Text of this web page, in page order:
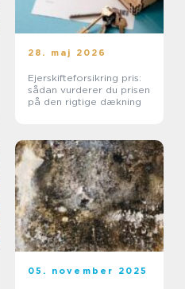
28. maj 2026
Ejerskifteforsikring pris:
sådan vurderer du prisen
på den rigtige dækning
05. november 2025